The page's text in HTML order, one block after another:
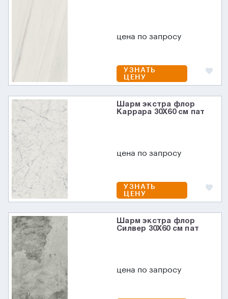
цена по запросу
УЗНАТЬ
ЦЕНУ
Шарм экстра флор
Каррара 30X60 см пат
цена по запросу
УЗНАТЬ
ЦЕНУ
Шарм экстра флор
Силвер 30X60 см пат
цена по запросу